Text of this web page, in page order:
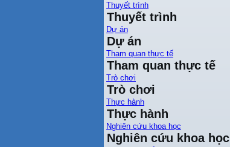
Thuyết trình
Thuyết trình
Dự án
Dự án
Tham quan thực tế
Tham quan thực tế
Trò chơi
Trò chơi
Thực hành
Thực hành
Nghiên cứu khoa học
Nghiên cứu khoa học